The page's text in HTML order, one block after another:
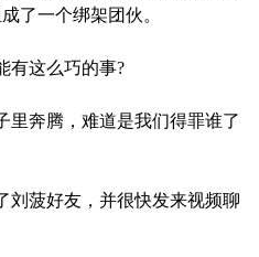
了一个绑架团伙。
有这么巧的事?
里奔腾，难道是我们得罪谁了
刘菠好友，并很快发来视频聊